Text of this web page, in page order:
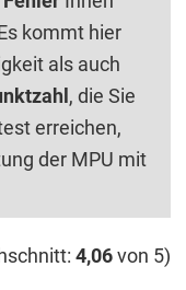
kommt hier
als auch
, die Sie
erreichen,
der MPU mit
4,06von 5)